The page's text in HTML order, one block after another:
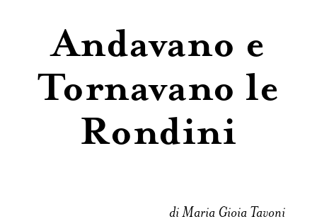
Andavano e
Tornavano le
Rondini
di Maria Gioia Tavoni